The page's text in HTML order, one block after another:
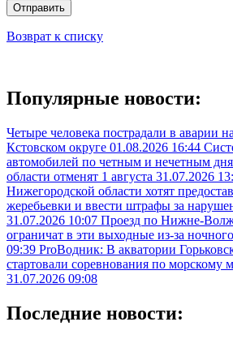
Отправить
Возврат к списку
Популярные новости:
Четыре человека пострадали в аварии
Кстовском округе 01.08.2026 16:44
автомобилей по четным и нечетным
области отменят 1 августа 31.07.2026
Нижегородской области хотят
жеребьевки и ввести штрафы за
31.07.2026 10:07 Проезд по Нижне-
ограничат в эти выходные из-за ночного
09:39 ProВодник: В акватории
стартовали соревнования по морскому
31.07.2026 09:08
Последние новости: